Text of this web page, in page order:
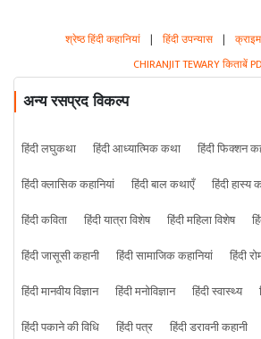
श्रेष्ठ हिंदी कहानियां | हिंदी उपन्यास |
CHIRANJIT TEWARY किताबें
अन्य रसप्रद विकल्प
हिंदी लघुकथा हिंदी आध्यात्मिक कथा हिंदी फिक्शन
हिंदी क्लासिक कहानियां
हिंदी बाल कथाएँ हिंदी हास्य
हिंदी कविता
हिंदी यात्रा विशेष हिंदी महिला विशेष
हिंदी जासूसी कहानी
हिंदी सामाजिक कहानियां
हिंदी
हिंदी मानवीय विज्ञान
हिंदी मनोविज्ञान हिंदी स्वास्थ्य
हिंदी पकाने की विधि
हिंदी पत्र हिंदी डरावनी कहानी